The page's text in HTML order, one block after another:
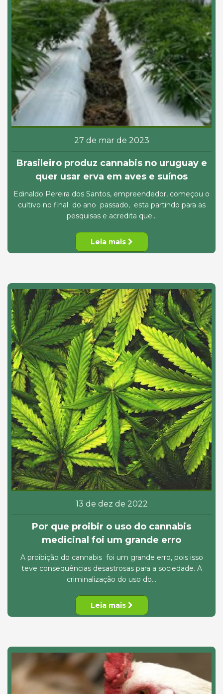
27 de mar de 2023
Brasileiro produz cannabis no uruguay e
quer usar erva em aves e suínos
Edinaldo Pereira dos Santos, empreendedor, começou o
cultivo no final do ano passado, esta partindo para as
pesquisas e acredita que...
Leia mais
13 de dez de 2022
Por que proibir o uso do cannabis
medicinal foi um grande erro
A proibição do cannabis foi um grande erro, pois isso
teve consequências desastrosas para a sociedade. A
criminalização do uso do...
Leia mais